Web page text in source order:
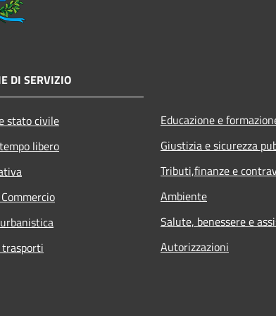
DI SERVIZIO
stato civile
libero
Educazione e
Giustizia e sicurezza
Tributi,finanze e
Ambiente
Salute, benessere e
Autorizzazioni